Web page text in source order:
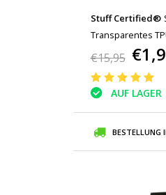
Stuff Certified®
Transparentes
€15,95
AUF LAGER
BESTELLUNG